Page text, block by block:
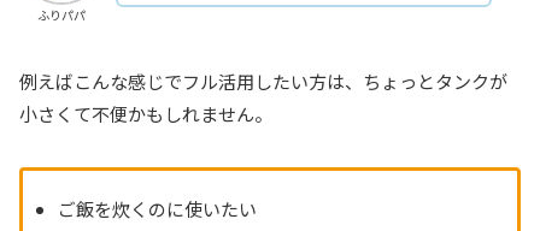
ふりパパ
例えばこんな感じでフル活用したい方は、ちょっとタンクが
小さくて不便かもしれません。
ご飯を炊くのに使いたい